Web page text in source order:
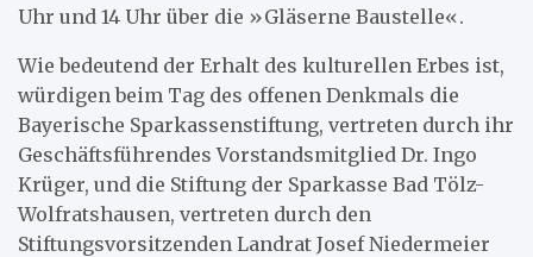
Uhr und 14 Uhr über die »Gläserne Baustelle«.
Wie bedeutend der Erhalt des kulturellen Erbes ist,
würdigen beim Tag des offenen Denkmals die
Bayerische Sparkassenstiftung, vertreten durch ihr
Geschäftsführendes Vorstandsmitglied Dr. Ingo
Krüger, und die Stiftung der Sparkasse Bad Tölz-
Wolfratshausen, vertreten durch den
Stiftungsvorsitzenden Landrat Josef Niedermeier